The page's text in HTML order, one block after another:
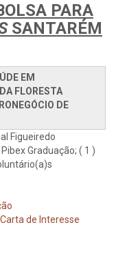
PARA
SANTARÉM
EM
FLORESTA
DE
Figueiredo
Graduação; ( 1 )
de Interesse